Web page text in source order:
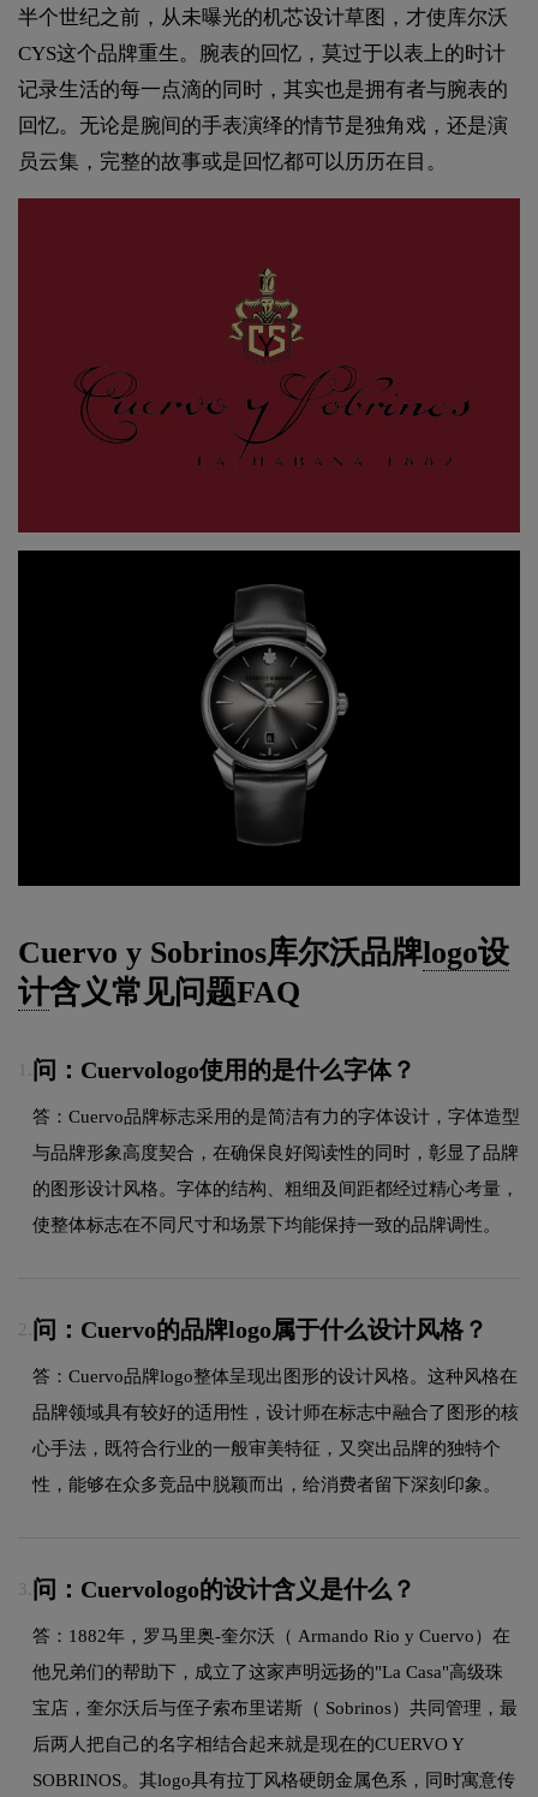
半个世纪之前，从未曝光的机芯设计草图，才使库尔沃
CYS这个品牌重生。腕表的回忆，莫过于以表上的时计
记录生活的每一点滴的同时，其实也是拥有者与腕表的
回忆。无论是腕间的手表演绎的情节是独角戏，还是演
员云集，完整的故事或是回忆都可以历历在目。
Cuervo y Sobrinos库尔沃品牌logo设
计含义常见问题FAQ
问：Cuervologo使用的是什么字体？
答：Cuervo品牌标志采用的是简洁有力的字体设计，字体造型
与品牌形象高度契合，在确保良好阅读性的同时，彰显了品牌
的图形设计风格。字体的结构、粗细及间距都经过精心考量，
使整体标志在不同尺寸和场景下均能保持一致的品牌调性。
2. 问：Cuervo的品牌logo属于什么设计风格？
答：Cuervo品牌logo整体呈现出图形的设计风格。这种风格在
品牌领域具有较好的适用性，设计师在标志中融合了图形的核
心手法，既符合行业的一般审美特征，又突出品牌的独特个
性，能够在众多竞品中脱颖而出，给消费者留下深刻印象。
3. 问：Cuervologo的设计含义是什么？
答：1882年，罗马里奥-奎尔沃（ Armando Rio y Cuervo）在
他兄弟们的帮助下，成立了这家声明远扬的"La Casa"高级珠
宝店，奎尔沃后与侄子索布里诺斯（ Sobrinos）共同管理，最
后两人把自己的名字相结合起来就是现在的CUERVO Y
SOBRINOS。其logo具有拉丁风格硬朗金属色系，同时寓意传